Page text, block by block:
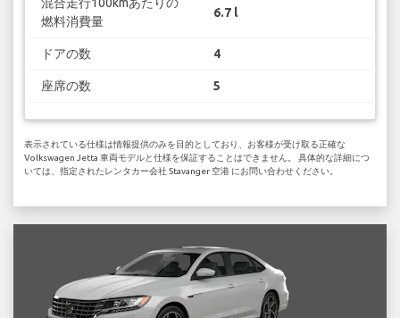
燃料消費量
6.7 l
ドアの数 4
座席の数 5
表示されている仕様は情報提供のみを目的としており、お客様が受け取る正確な
Volkswagen Jetta 車両モデルと仕様を保証することはできません。 具体的な詳細につ
いては、指定されたレンタカー会社 Stavanger 空港 にお問い合わせください。